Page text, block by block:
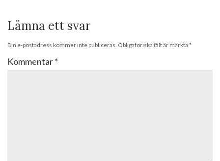
Lämna ett svar
Din e-postadress kommer inte publiceras. Obligatoriska fält är märkta *
Kommentar*